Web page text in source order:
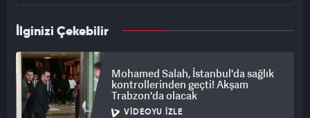
İlginizi Çekebilir
Mohamed Salah, İstanbul'da sağlık
kontrollerinden geçti! Akşam
Trabzon'da olacak
VIDEOYU İZLE